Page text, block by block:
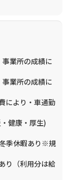
業所の成績に
業所の成績に
により・車通勤
健康・厚生)
季休暇あり※規
り（利用分は給